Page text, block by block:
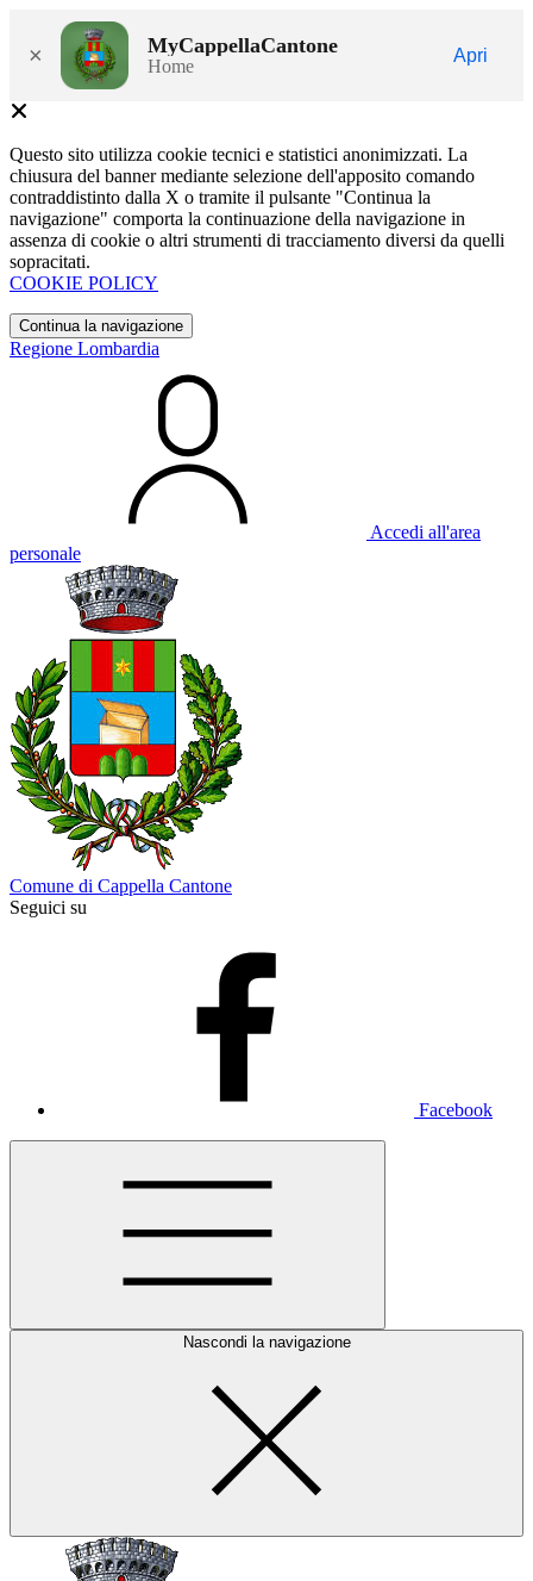
× MyCappellaCantone
Home
Apri
Questo sito utilizza cookie tecnici e statistici anonimizzati. La
chiusura del banner mediante selezione dell'apposito comando
contraddistinto dalla X o tramite il pulsante "Continua la
navigazione" comporta la continuazione della navigazione in
assenza di cookie o altri strumenti di tracciamento diversi da quelli
sopracitati.
COOKIE POLICY
Continua la navigazione
Regione Lombardia
Accedi all'area
personale
Comune di Cappella Cantone
Seguici su
Facebook
Nascondi la navigazione